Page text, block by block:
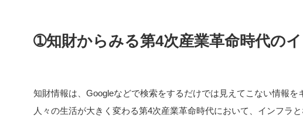
➀知財からみる第4次産業革命時代の
知財情報は、Googleなどで検索をするだけでは見えてこない情報を
人々の生活が大きく変わる第4次産業革命時代において、インフラ